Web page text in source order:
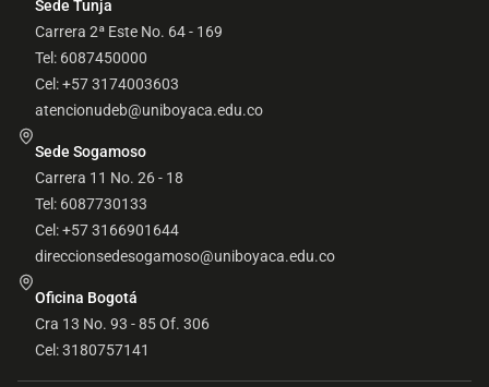
Sede Tunja
Carrera 2ª Este No. 64 - 169
Tel: 6087450000
Cel: +57 3174003603
atencionudeb@uniboyaca.edu.co
Sede Sogamoso
Carrera 11 No. 26 - 18
Tel: 6087730133
Cel: +57 3166901644
direccionsedesogamoso@uniboyaca.edu.co
Oficina Bogotá
Cra 13 No. 93 - 85 Of. 306
Cel: 3180757141